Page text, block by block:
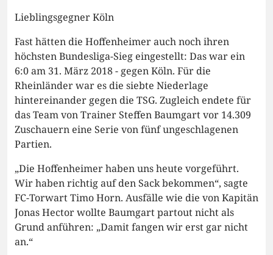
Lieblingsgegner Köln
Fast hätten die Hoffenheimer auch noch ihren
höchsten Bundesliga-Sieg eingestellt: Das war ein
6:0 am 31. März 2018 - gegen Köln. Für die
Rheinländer war es die siebte Niederlage
hintereinander gegen die TSG. Zugleich endete für
das Team von Trainer Steffen Baumgart vor 14.309
Zuschauern eine Serie von fünf ungeschlagenen
Partien.
„Die Hoffenheimer haben uns heute vorgeführt.
Wir haben richtig auf den Sack bekommen“, sagte
FC-Torwart Timo Horn. Ausfälle wie die von Kapitän
Jonas Hector wollte Baumgart partout nicht als
Grund anführen: „Damit fangen wir erst gar nicht
an.“